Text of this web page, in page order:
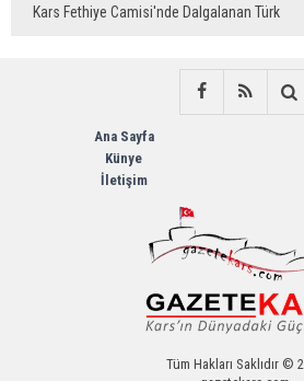
Üretim Tesisini Ziyaret Etti
Kars Fethiye Camisi'nde Dalgalanan Türk
Ana Sayfa
Künye
İletişim
Tüm Hakları Saklıdır ©